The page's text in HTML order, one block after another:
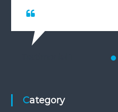
Category